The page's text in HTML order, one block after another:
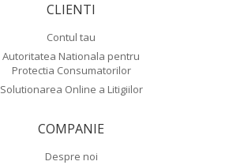
CLIENTI
Contul tau
Autoritatea Nationala pentru
Protectia Consumatorilor
Solutionarea Online a Litigiilor
COMPANIE
Despre noi